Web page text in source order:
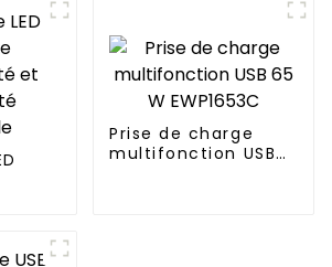
Prise de charge
multifonction USB